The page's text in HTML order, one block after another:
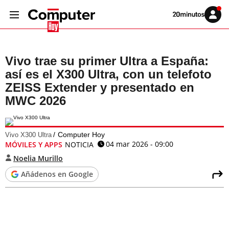
Volver
Iniciar
sesión
Vivo trae su primer Ultra a España:
así es el X300 Ultra, con un telefoto
ZEISS Extender y presentado en
MWC 2026
Vivo X300 Ultra Computer Hoy
MÓVILES Y APPS NOTICIA
04 mar 2026 - 09:00
Noelia Murillo
Añádenos en Google